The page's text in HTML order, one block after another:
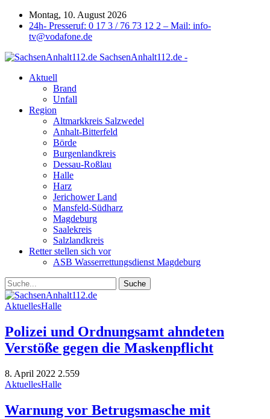
Montag, 10. August 2026
24h- Presseruf: 0 17 3 / 76 73 12 2 – Mail: info-
tv@vodafone.de
SachsenAnhalt112.de -
Aktuell
Brand
Unfall
Region
Altmarkkreis Salzwedel
Anhalt-Bitterfeld
Börde
Burgenlandkreis
Dessau-Roßlau
Halle
Harz
Jerichower Land
Mansfeld-Südharz
Magdeburg
Saalekreis
Salzlandkreis
Retter stellen sich vor
ASB Wasserrettungsdienst Magdeburg
AktuellesHalle
Polizei und Ordnungsamt ahndeten
Verstöße gegen die Maskenpflicht
8. April 2022 2.559
AktuellesHalle
Warnung vor Betrugsmasche mit